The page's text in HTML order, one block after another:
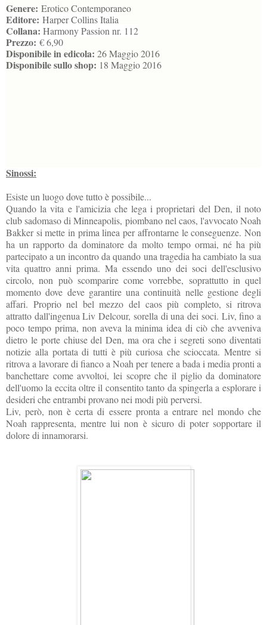
Genere: Erotico Contemporaneo
Editore: Harper Collins Italia
Collana: Harmony Passion nr. 112
Prezzo: € 6,90
Disponibile in edicola: 26 Maggio 2016
Disponibile sullo shop: 18 Maggio 2016
Sinossi:
Esiste un luogo dove tutto è possibile...
Quando la vita e l'amicizia che lega i proprietari del Den, il noto
club sadomaso di Minneapolis, piombano nel caos, l'avvocato Noah
Bakker si mette in prima linea per affrontarne le conseguenze. Non
ha un rapporto da dominatore da molto tempo ormai, né ha più
partecipato a un incontro da quando una tragedia ha cambiato la sua
vita quattro anni prima. Ma essendo uno dei soci dell'esclusivo
circolo, non può scomparire come vorrebbe, soprattutto in quel
momento dove deve garantire una continuità nelle gestione degli
affari. Proprio nel bel mezzo del caos più completo, si ritrova
attratto dall'ingenua Liv Delcour, sorella di una dei soci. Liv, fino a
poco tempo prima, non aveva la minima idea di ciò che avveniva
dietro le porte chiuse del Den, ma ora che i segreti sono diventati
notizie alla portata di tutti è più curiosa che scioccata. Mentre si
ritrova a lavorare di fianco a Noah per tenere a bada i media pronti a
banchettare come avvoltoi, lei scopre che il piglio da dominatore
dell'uomo la eccita oltre il consentito tanto da spingerla a esplorare i
desideri che entrambi provano nei modi più perversi.
Liv, però, non è certa di essere pronta a entrare nel mondo che
Noah rappresenta, mentre lui non è sicuro di poter sopportare il
dolore di innamorarsi.